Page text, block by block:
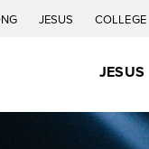
JESUS COLLEGE
JESUS